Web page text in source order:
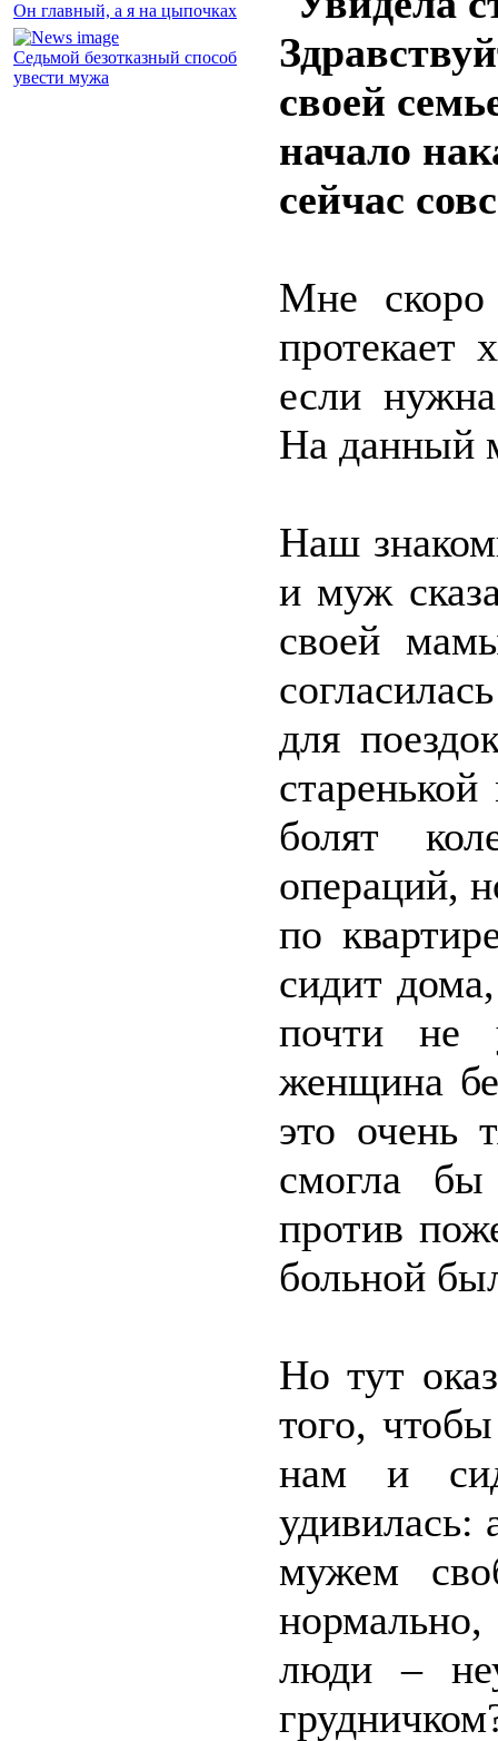
Он главный, а я на цыпочках
Седьмой безотказный способ
увести мужа
своей
начало
сейчас
Мне скоро
протекает
если
На данный
Наш
и муж
своей
для
болят
операций,
по
сидит
почти не
женщина
это очень
смогла
против
больной
Но тут
того,
нам и
удивилась:
мужем
люди –